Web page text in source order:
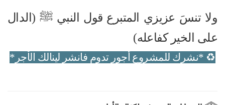
ولا تنسَ عزيزي المتبرع قول النبي ﷺ (الدال
على الخير كفاعله)
♻️ *نشرك للمشروع أجور تدوم فانشر لينالك الأجر*